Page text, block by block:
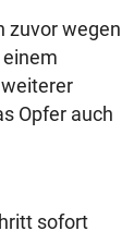
zuvor wegen
Opfer auch
sofort